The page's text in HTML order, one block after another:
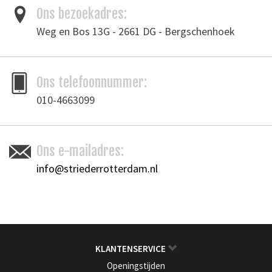
Ons bezoekadres:
Weg en Bos 13G - 2661 DG - Bergschenhoek
Ons telefoonnummer:
010-4663099
Ons e-mailadres:
info@striederrotterdam.nl
KLANTENSERVICE
Openingstijden